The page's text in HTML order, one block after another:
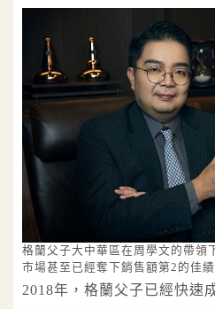
格蘭父子大中華區在周學文的帶領
市場甚至已經奪下銷售額第2的佳績
2018年，格蘭父子已經快速